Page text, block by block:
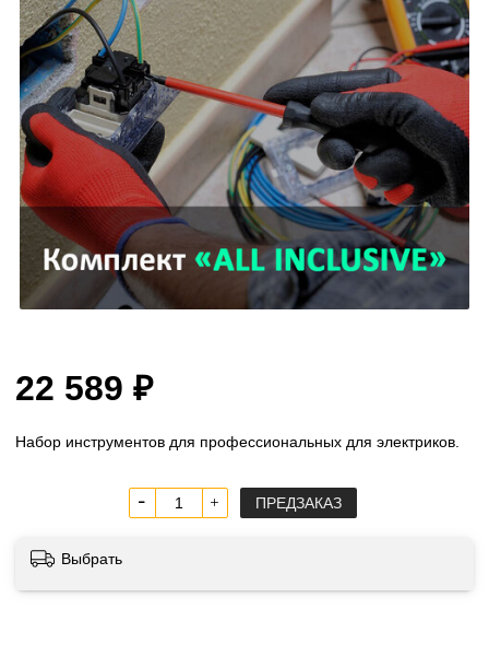
22 589 ₽
Набор инструментов для профессиональных для электриков.
ПРЕДЗАКАЗ
Выбрать